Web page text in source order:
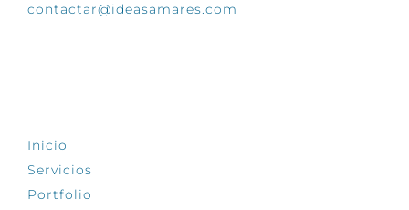
contactar@ideasamares.com
Inicio
Servicios
Portfolio